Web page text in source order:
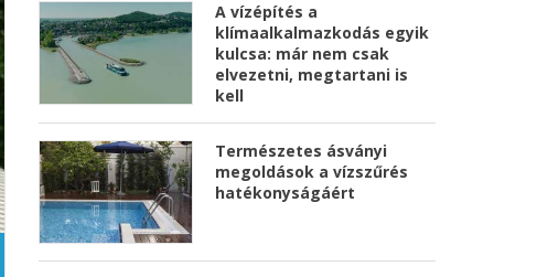
A vízépítés a
klímaalkalmazkodás egyik
kulcsa: már nem csak
elvezetni, megtartani is
kell
Természetes ásványi
megoldások a vízszűrés
hatékonyságáért